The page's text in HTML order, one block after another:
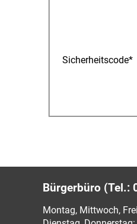
Sicherheitscode*
Bürgerbüro (Tel.:
Montag, Mittwoch,